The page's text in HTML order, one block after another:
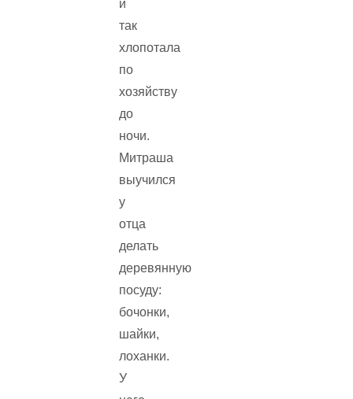
и
так
хлопотала
по
хозяйству
до
ночи.
Митраша
выучился
у
отца
делать
деревянную
посуду:
бочонки,
шайки,
лоханки.
У